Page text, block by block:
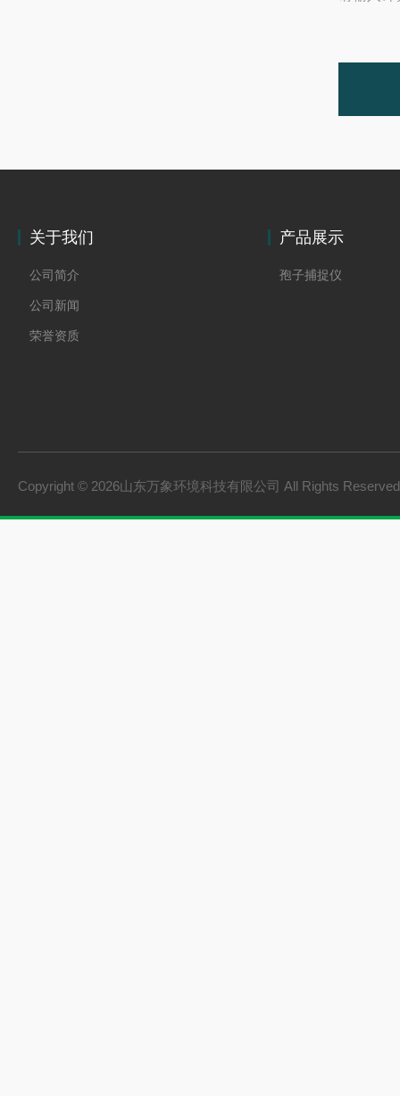
关于我们
公司简介
公司新闻
荣誉资质
产品展示
孢子捕捉仪
Copyright © 2026山东万象环境科技有限公司 All Rights